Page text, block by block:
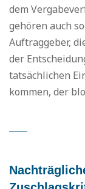
dem
gehören auch
Auftraggeber,
der
tatsächlichen
kommen, der